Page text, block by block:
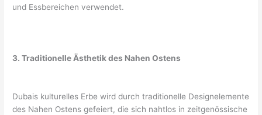
und Essbereichen verwendet.
3. Traditionelle Ästhetik des Nahen Ostens
Dubais kulturelles Erbe wird durch traditionelle Designelemente
des Nahen Ostens gefeiert, die sich nahtlos in zeitgenössische